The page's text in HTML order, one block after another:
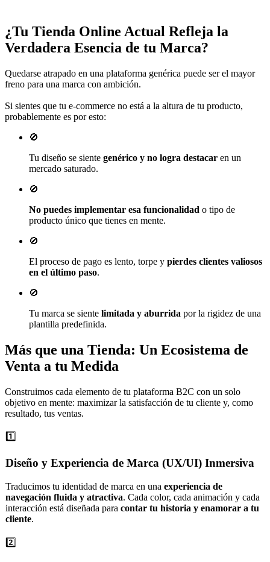
¿Tu Tienda Online Actual Refleja la
Verdadera Esencia de tu Marca?
Quedarse atrapado en una plataforma genérica puede ser el mayor
freno para una marca con ambición.
Si sientes que tu e-commerce no está a la altura de tu producto,
probablemente es por esto:
🚫
Tu diseño se siente genérico y no logra destacar en un
mercado saturado.
🚫
No puedes implementar esa funcionalidad o tipo de
producto único que tienes en mente.
🚫
El proceso de pago es lento, torpe y pierdes clientes valiosos
en el último paso.
🚫
Tu marca se siente limitada y aburrida por la rigidez de una
plantilla predefinida.
Más que una Tienda: Un Ecosistema de
Venta a tu Medida
Construimos cada elemento de tu plataforma B2C con un solo
objetivo en mente: maximizar la satisfacción de tu cliente y, como
resultado, tus ventas.
1️⃣
Diseño y Experiencia de Marca (UX/UI) Inmersiva
Traducimos tu identidad de marca en una experiencia de
navegación fluida y atractiva. Cada color, cada animación y cada
interacción está diseñada para contar tu historia y enamorar a tu
cliente.
2️⃣